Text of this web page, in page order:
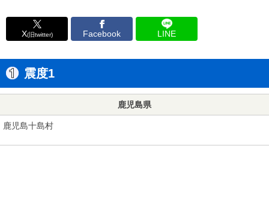
X(旧twitter) Facebook LINE
震度1
鹿児島県
鹿児島十島村